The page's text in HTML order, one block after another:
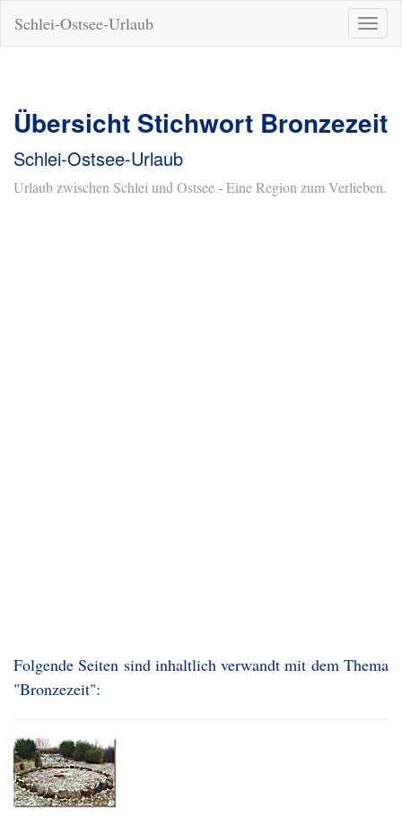
ein-/
Schlei-Ostsee-Urlaub
Übersicht Stichwort Bronzezeit
Schlei-Ostsee-Urlaub
Urlaub zwischen Schlei und Ostsee - Eine Region zum Verlieben.
Folgende Seiten sind inhaltlich verwandt mit dem Thema
"Bronzezeit":